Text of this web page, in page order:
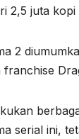
2,5 juta
2
serial ini,